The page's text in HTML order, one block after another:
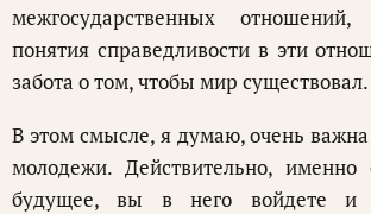
межгосударственных
понятия справедливости в эти
забота о том, чтобы мир существовал.
В этом смысле, я думаю, очень
молодежи. Действительно, именно
будущее, вы в него войдете и